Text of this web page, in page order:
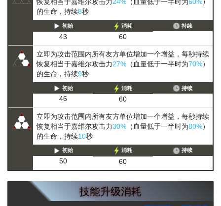
恢复相当于嘉维尔攻击力24% （血量低于一半时为60%）
的生命，持续8秒
初始
43
消耗
60
持续
立即为攻击范围内所有友方单位增加一个增益，每秒持续
恢复相当于嘉维尔攻击力27% （血量低于一半时为70%）
的生命，持续9秒
初始
46
消耗
60
持续
立即为攻击范围内所有友方单位增加一个增益，每秒持续
恢复相当于嘉维尔攻击力30% （血量低于一半时为80%）
的生命，持续10秒
初始
50
消耗
60
持续
技能升级消耗